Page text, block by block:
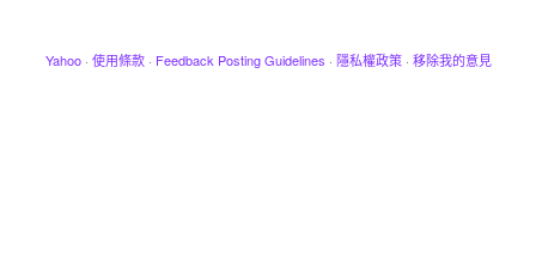
Yahoo · 使用條款 · Feedback Posting Guidelines · 隱私權政策 · 移除我的意見